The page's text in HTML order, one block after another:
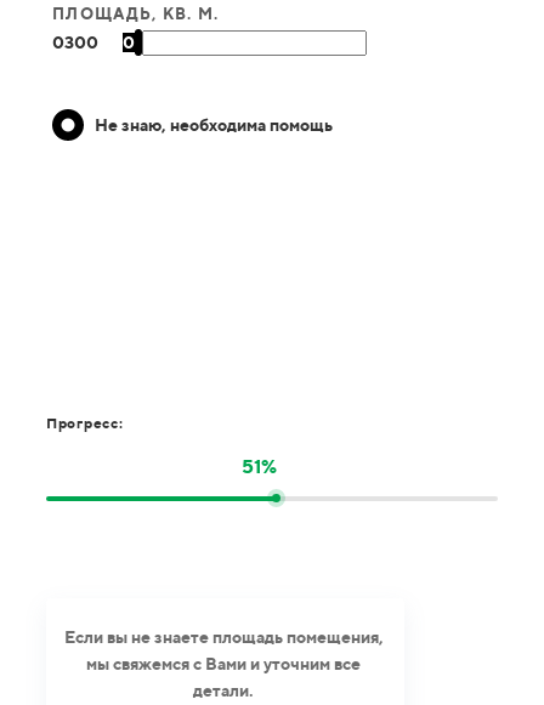
ПЛОЩАДЬ, КВ. М.
0300 0
Не знаю, необходима помощь
Прогресс:
51%
Если вы не знаете площадь помещения,
мы свяжемся с Вами и уточним все
детали.